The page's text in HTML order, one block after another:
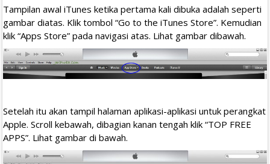
Tampilan awal iTunes ketika pertama kali dibuka adalah seperti
gambar diatas. Klik tombol “Go to the iTunes Store”. Kemudian
klik “Apps Store” pada navigasi atas. Lihat gambar dibawah.
Setelah itu akan tampil halaman aplikasi-aplikasi untuk perangkat
Apple. Scroll kebawah, dibagian kanan tengah klik “TOP FREE
APPS”. Lihat gambar di bawah.